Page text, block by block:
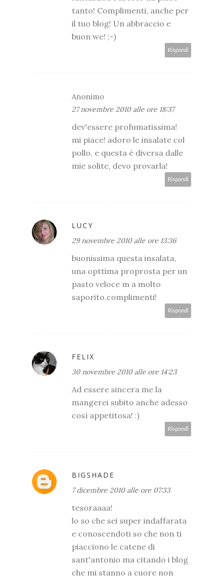
tanto! Complimenti, anche per
il tuo blog! Un abbraccio e
buon we! ;-)
Rispondi
Anonimo
27 novembre 2010 alle ore 18:37
dev'essere profumatissima!
mi piace! adoro le insalate col
pollo, e questa è diversa dalle
mie solite, devo provarla!
Rispondi
LUCY
29 novembre 2010 alle ore 13:36
buonissima questa insalata,
una opttima proprosta per un
pasto veloce m a molto
saporito.complimenti!
Rispondi
FELIX
30 novembre 2010 alle ore 14:23
Ad essere sincera me la
mangerei subito anche adesso
così appetitosa! :)
Rispondi
BIGSHADE
7 dicembre 2010 alle ore 07:33
tesoraaaa!
lo so che sei super indaffarata
e conoscendoti so che non ti
piacciono le catene di
sant'antonio ma citando i blog
che mi stanno a cuore non